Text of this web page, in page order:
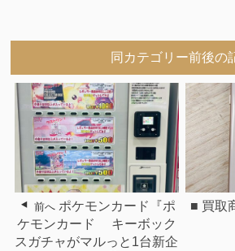
同カテゴリー前後の
前へ ポケモンカード『ポ
ケモンカード キーボック
スガチャがマルっと1台新企
■ 買取